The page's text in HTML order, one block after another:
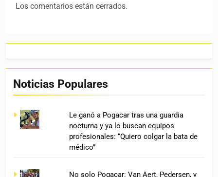
Los comentarios están cerrados.
Noticias Populares
Le ganó a Pogacar tras una guardia
nocturna y ya lo buscan equipos
profesionales: “Quiero colgar la bata de
médico”
No solo Pogacar: Van Aert, Pedersen, y